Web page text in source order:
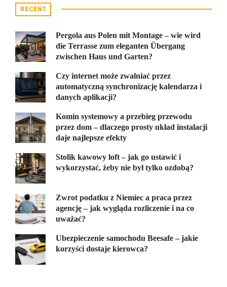
RECENT
Pergola aus Polen mit Montage – wie wird
die Terrasse zum eleganten Übergang
zwischen Haus und Garten?
Czy internet może zwalniać przez
automatyczną synchronizację kalendarza i
danych aplikacji?
Komin systemowy a przebieg przewodu
przez dom – dlaczego prosty układ instalacji
daje najlepsze efekty
Stolik kawowy loft – jak go ustawić i
wykorzystać, żeby nie był tylko ozdobą?
Zwrot podatku z Niemiec a praca przez
agencję – jak wygląda rozliczenie i na co
uważać?
Ubezpieczenie samochodu Beesafe – jakie
korzyści dostaje kierowca?